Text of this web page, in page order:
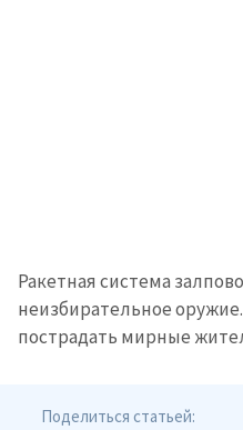
Ракетная система
неизбирательное
пострадать мирные
Поделиться статьей: